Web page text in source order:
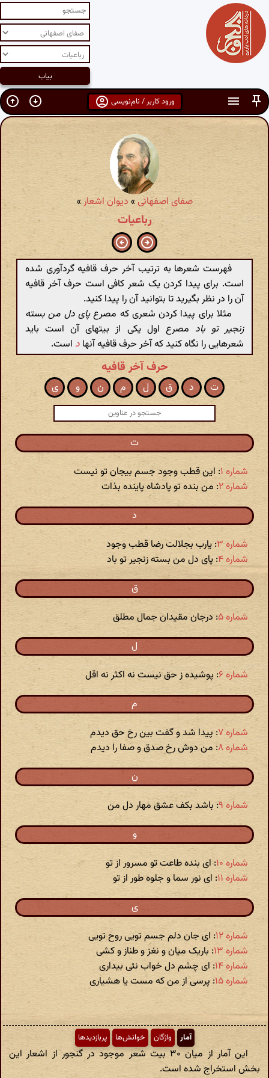
ورود کاربر / نام‌نویسی
صفای اصفهانی» دیوان اشعار»
رباعیات
فهرست شعرها به ترتیب آخر حرف قافیه گردآوری شده
است. برای پیدا کردن یک شعر کافی است حرف آخر قافیه
آن را در نظر بگیرید تا بتوانید آن را پیدا کنید.
مثلا برای پیدا کردن شعری که مصرعپای دل من بسته
زنجیر تو باد مصرع اول یکی از بیتهای آن است باید
شعرهایی را نگاه کنید که آخر حرف قافیه آنها د است.
حرف آخر قافیه
ت د ق ل م ن و ی
ت
شماره ۱ : این قطب وجود جسم بیجان تو نیست
شماره ۲ : من بنده تو پادشاه پاینده بذات
د
شماره ۳ : یارب بجلالت رضا قطب وجود
شماره ۴ : پای دل من بسته زنجیر تو باد
ق
شماره ۵ : درجان مقیدان جمال مطلق
ل
شماره ۶ : پوشیده ز حق نیست نه اکثر نه اقل
م
شماره ۷ : پیدا شد و گفت بین رخ حق دیدم
شماره ۸ : من دوش رخ صدق و صفا را دیدم
ن
شماره ۹ : باشد بکف عشق مهار دل من
و
شماره ۱۰
: ای بنده طاعت تو مسرور از تو
شماره ۱۱ : ای نور سما و جلوه طور از تو
ی
شماره ۱۲
: ای جان دلم جسم تویی روح تویی
شماره ۱۳
: باریک میان و نغز و طناز و کشی
شماره ۱۴
: ای چشم دل خواب نئی بیداری
شماره ۱۵
: پرسی از من که مست یا هشیاری
آمار واژگان خوانش‌ها پربازدیدها
این آمار از میان ۳۰ بیت شعر موجود در گنجور از اشعار این
بخش استخراج شده است.